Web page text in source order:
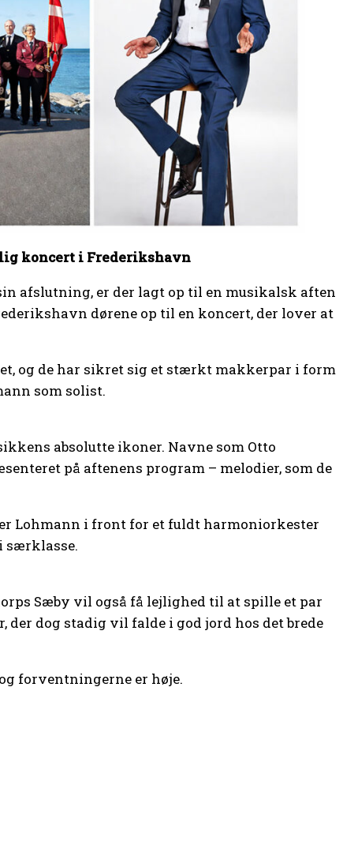
koncert i Frederikshavn
afslutning, er der lagt op til en musikalsk aften
dørene op til en koncert, der lover at
og de har sikret sig et stærkt makkerpar i form
som solist.
absolutte ikoner. Navne som Otto
på aftenens program – melodier, som de
Lohmann i front for et fuldt harmoniorkester
særklasse.
Sæby vil også få lejlighed til at spille et par
dog stadig vil falde i god jord hos det brede
forventningerne er høje.